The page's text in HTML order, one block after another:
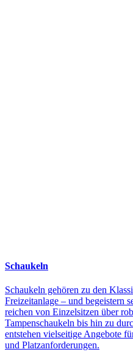
Schaukeln
Schaukeln gehören zu den
Freizeitanlage – und begeistern
reichen von Einzelsitzen über
Tampenschaukeln bis hin zu
entstehen vielseitige Angebote
und Platzanforderungen.